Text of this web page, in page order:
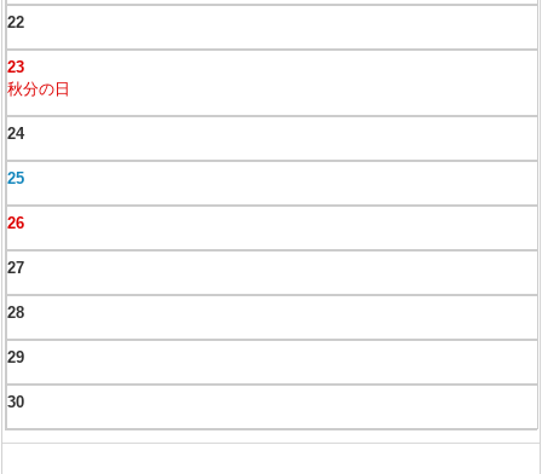
22
23
秋分の日
24
25
26
27
28
29
30